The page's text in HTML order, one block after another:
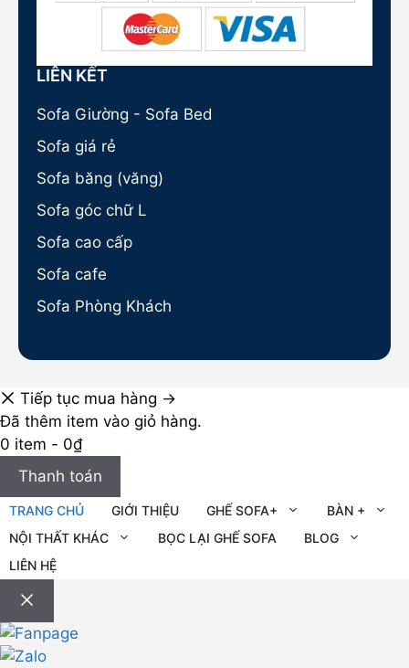
LIÊN KẾT
Sofa Giường - Sofa Bed
Sofa giá rẻ
Sofa băng (văng)
Sofa góc chữ L
Sofa cao cấp
Sofa cafe
Sofa Phòng Khách
Tiếp tục mua hàng →
Đã thêm item vào giỏ hàng.
0 item - 0₫
Thanh toán
TRANG CHỦ GIỚI THIỆU GHẾ SOFA+
BÀN +
NỘI THẤT KHÁC
BỌC LẠI GHẾ SOFA
BLOG
LIÊN HỆ
Đóng